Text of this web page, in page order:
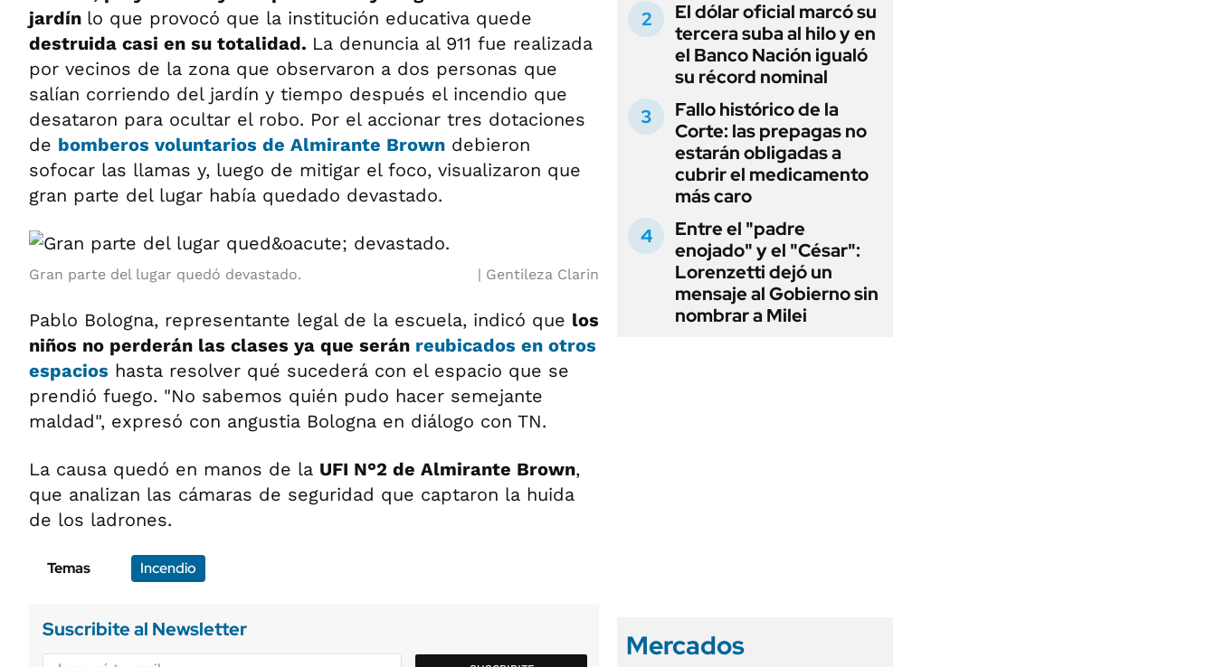
jardín lo que provocó que la institución educativa quede
destruida casi en su totalidad. La denuncia al 911 fue realizada
por vecinos de la zona que observaron a dos personas que
salían corriendo del jardín y tiempo después el incendio que
desataron para ocultar el robo. Por el accionar tres dotaciones
de bomberos voluntarios de Almirante Brown debieron
sofocar las llamas y, luego de mitigar el foco, visualizaron que
gran parte del lugar había quedado devastado.
Gran parte del lugar quedó devastado. Gentileza Clarin
Pablo Bologna, representante legal de la escuela, indicó que los
niños no perderán las clases ya que serán reubicados en otros
espacios hasta resolver qué sucederá con el espacio que se
prendió fuego. "No sabemos quién pudo hacer semejante
maldad", expresó con angustia Bologna en diálogo con TN.
La causa quedó en manos de la UFI N°2 de Almirante Brown,
que analizan las cámaras de seguridad que captaron la huida
de los ladrones.
Temas Incendio
Suscribite al Newsletter
El dólar oficial marcó su
tercera suba al hilo y en
el Banco Nación igualó
su récord nominal
Fallo histórico de la
Corte: las prepagas no
estarán obligadas a
cubrir el medicamento
más caro
Entre el "padre
enojado" y el "César":
Lorenzetti dejó un
mensaje al Gobierno sin
nombrar a Milei
Mercados